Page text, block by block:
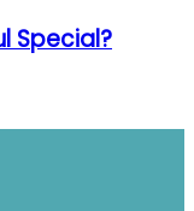
Special?